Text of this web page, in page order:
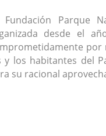
Fundación Parque
desde el
por
y los habitantes del
su racional